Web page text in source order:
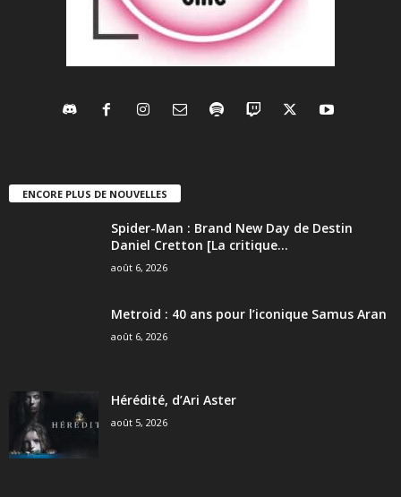
ENCORE PLUS DE NOUVELLES
Spider-Man : Brand New Day de Destin
Daniel Cretton [La critique...
août 6, 2026
Metroid : 40 ans pour l’iconique Samus Aran
août 6, 2026
Hérédité, d’Ari Aster
août 5, 2026